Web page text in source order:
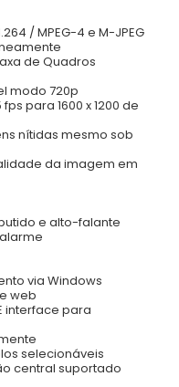
/ MPEG-4 e M-JPEG
de Quadros
modo 720p
para 1600 x 1200 de
nítidas mesmo sob
da imagem em
e alto-falante
via Windows
web
interface para
selecionáveis
central suportado